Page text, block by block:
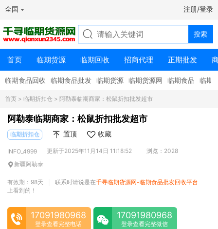
全国 注册/登录
首页 临期货源 临期回收 招商代理 正期批发
临期食品回收 临期食品批发 临期货源 临期货源网 临期食品 临期
首页 > 临期折扣仓 > 阿勒泰临期商家：松鼠折扣批发超市
阿勒泰临期商家：松鼠折扣批发超市
临期折扣仓 置顶 收藏
INFO_4999 更新于2025年11月14日 11:18:52
浏览：2028
新疆阿勒泰
有效期：98天 联系时请说是在千寻临期货源网-临期食品批发回收平台
上看到的！
17091980968
登录查看完整电话
17091980968
登录查看完整微信